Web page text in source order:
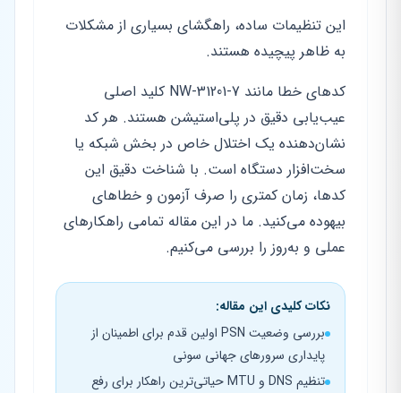
این تنظیمات ساده، راهگشای بسیاری از مشکلات
به ظاهر پیچیده هستند.
کدهای خطا مانند NW-31201-7 کلید اصلی
عیب‌یابی دقیق در پلی‌استیشن هستند. هر کد
نشان‌دهنده یک اختلال خاص در بخش شبکه یا
سخت‌افزار دستگاه است. با شناخت دقیق این
کدها، زمان کمتری را صرف آزمون و خطاهای
بیهوده می‌کنید. ما در این مقاله تمامی راهکارهای
عملی و به‌روز را بررسی می‌کنیم.
نکات کلیدی این مقاله:
بررسی وضعیت PSN اولین قدم برای اطمینان از
پایداری سرورهای جهانی سونی
تنظیم DNS و MTU حیاتی‌ترین راهکار برای رفع